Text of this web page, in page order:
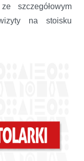
szczegółowym
na stoisku